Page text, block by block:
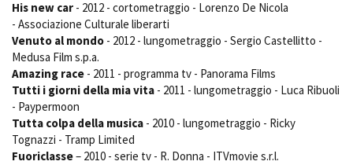
His new car - 2012 - cortometraggio - Lorenzo De Nicola
- Associazione Culturale liberarti
Venuto al mondo - 2012 - lungometraggio - Sergio Castellitto -
Medusa Film s.p.a.
Amazing race - 2011 - programma tv - Panorama Films
Tutti i giorni della mia vita - 2011 - lungometraggio - Luca Ribuoli
- Paypermoon
Tutta colpa della musica - 2010 - lungometraggio - Ricky
Tognazzi - Tramp Limited
Fuoriclasse– 2010 - serie tv - R. Donna - ITVmovie s.r.l.